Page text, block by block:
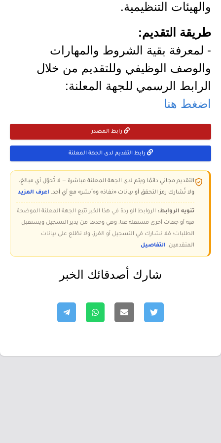
والهيئات التنظيمية.
طريقة التقديم:
- لمعرفة بقية الشروط والمهارات
والوصف الوظيفي وللتقديم من خلال
الرابط الرسمي للجهة المعلنة:
اضغط هنا
رابط المصدر
رابط التقديم لدى الجهة المعلنة
التقديم مجاني دائمًا ويتم لدى الجهة المعلنة مباشرة — لا تُحوّل أي مبالغ،
ولا تُشارك رمز التحقق أو بيانات «نفاذ» و«أبشر» مع أي أحد. اعرف المزيد
تنويه الروابط: الروابط الواردة في هذا الخبر تتبع الجهة المعلنة الموضحة
فيه أو جهات أخرى مستقلة عنا، وهي وحدها من يدير التسجيل ويستقبل
الطلبات؛ فلا نشارك في التسجيل أو الفرز، ولا نطّلع على بيانات
المتقدمين. التفاصيل
شارك أصدقائك الخبر